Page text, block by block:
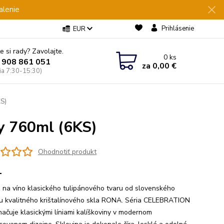
EUR Prihlásenie
si rady? Zavolajte.
861 051
7:30-15:30)
0ks
za 0,00 €
760ml (6KS)
Ohodnotiť produkt
na víno klasického tulipánového tvaru od slovenského
kvalitného krištalínového skla RONA. Séria CELEBRATION
klasickými líniami kalíškoviny v modernom